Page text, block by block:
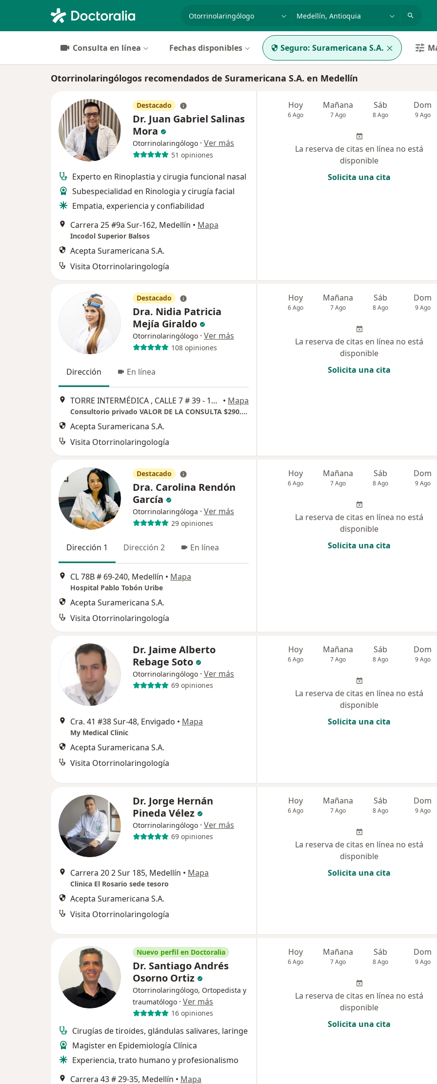
especialidad, enfermedad o nombrep. ej. Bogotá
Consulta en línea Fechas disponibles Seguro: Suramericana S.A.
Otorrinolaringólogos recomendados de Suramericana S.A. en Medellín
Destacado
Dr. Juan Gabriel Salinas
Mora
Otorrinolaringólogo · Ver más
51 opiniones
Experto en Rinoplastia y cirugia funcional nasal
Subespecialidad en Rinologia y cirugía facial
Empatia, experiencia y confiabilidad
Carrera 25 #9a Sur-162, Medellín • Mapa
Incodol Superior Balsos
Acepta Suramericana S.A.
Visita Otorrinolaringología
Hoy
6 Ago
Mañana
7 Ago
Sáb
8 Ago
Dom
9 Ago
La reserva de citas en línea no está
disponible
Solicita una cita
Destacado
Dra. Nidia Patricia
Mejía Giraldo
Otorrinolaringólogo · Ver más
108 opiniones
Dirección En línea
TORRE INTERMÉDICA , CALLE 7 # 39 - 197 , CONSULTORIO 1602 , POBLADO CITAS POR TELEFONO Y POR WHATSAPP, Medellín • Mapa
Consultorio privado VALOR DE LA CONSULTA $290.000 POBLADO MEDELLIN
Acepta Suramericana S.A.
Visita Otorrinolaringología
Hoy
6 Ago
Mañana
7 Ago
Sáb
8 Ago
Dom
9 Ago
La reserva de citas en línea no está
disponible
Solicita una cita
Destacado
Dra. Carolina Rendón
García
Otorrinolaringóloga · Ver más
29 opiniones
Dirección 1 Dirección 2 En línea
CL 78B # 69-240, Medellín • Mapa
Hospital Pablo Tobón Uribe
Acepta Suramericana S.A.
Visita Otorrinolaringología
Hoy
6 Ago
Mañana
7 Ago
Sáb
8 Ago
Dom
9 Ago
La reserva de citas en línea no está
disponible
Solicita una cita
Dr. Jaime Alberto
Rebage Soto
Otorrinolaringólogo · Ver más
69 opiniones
Cra. 41 #38 Sur-48, Envigado • Mapa
My Medical Clinic
Acepta Suramericana S.A.
Visita Otorrinolaringología
Hoy
6 Ago
Mañana
7 Ago
Sáb
8 Ago
Dom
9 Ago
La reserva de citas en línea no está
disponible
Solicita una cita
Dr. Jorge Hernán
Pineda Vélez
Otorrinolaringólogo · Ver más
69 opiniones
Carrera 20 2 Sur 185, Medellín • Mapa
Clinica El Rosario sede tesoro
Acepta Suramericana S.A.
Visita Otorrinolaringología
Hoy
6 Ago
Mañana
7 Ago
Sáb
8 Ago
Dom
9 Ago
La reserva de citas en línea no está
disponible
Solicita una cita
Nuevo perfil en Doctoralia
Dr. Santiago Andrés
Osorno Ortiz
Otorrinolaringólogo, Ortopedista y
traumatólogo · Ver más
16 opiniones
Cirugías de tiroides, glándulas salivares, laringe
Magister en Epidemiología Clínica
Experiencia, trato humano y profesionalismo
Carrera 43 # 29-35, Medellín • Mapa
Hoy
6 Ago
Mañana
7 Ago
Sáb
8 Ago
Dom
9 Ago
La reserva de citas en línea no está
disponible
Solicita una cita